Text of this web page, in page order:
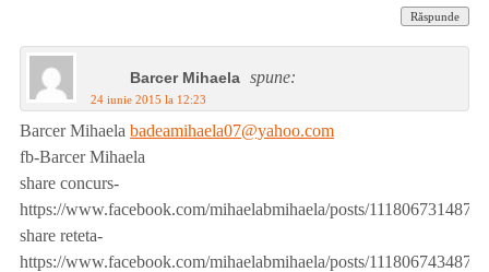
Răspunde
Barcer Mihaela spune:
24 iunie 2015 la 12:23
Barcer Mihaela badeamihaela07@yahoo.com
fb-Barcer Mihaela
share concurs-
https://www.facebook.com/mihaelabmihaela/posts/
share reteta-
https://www.facebook.com/mihaelabmihaela/posts/